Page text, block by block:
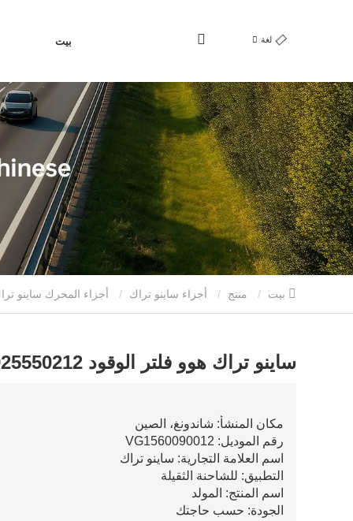
بيت لغة
منتج أجزاء ساينو تراك أجزاء المحرك ساينو
ساينو تراك هوو فلتر الوقود Wg9925550212
مكان المنشأ: شاندونغ، الصين
رقم الموديل: VG1560090012
اسم العلامة التجارية: ساينو تراك
التطبيق: للشاحنة الثقيلة
اسم المنتج: المولد
الجودة: حسب حاجتك